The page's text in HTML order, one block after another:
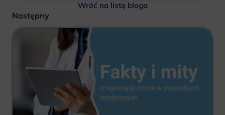
Wróć na listę bloga
Następny